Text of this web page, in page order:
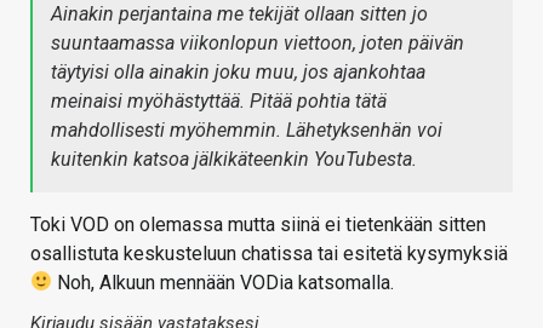
Ainakin perjantaina me tekijät ollaan sitten jo
suuntaamassa viikonlopun viettoon, joten päivän
täytyisi olla ainakin joku muu, jos ajankohtaa
meinaisi myöhästyttää. Pitää pohtia tätä
mahdollisesti myöhemmin. Lähetyksenhän voi
kuitenkin katsoa jälkikäteenkin YouTubesta.
Toki VOD on olemassa mutta siinä ei tietenkään sitten
osallistuta keskusteluun chatissa tai esitetä kysymyksiä
Noh, Alkuun mennään VODia katsomalla.
Kirjaudu sisään vastataksesi